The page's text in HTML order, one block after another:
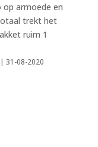
armoede en
trekt het
ruim 1
31-08-2020